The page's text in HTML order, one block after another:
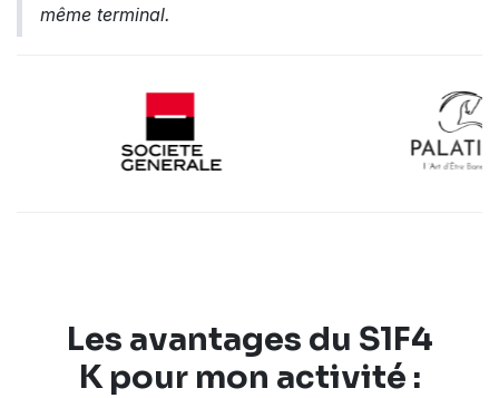
même terminal.
Les avantages du S1F4
Kpour mon activité :